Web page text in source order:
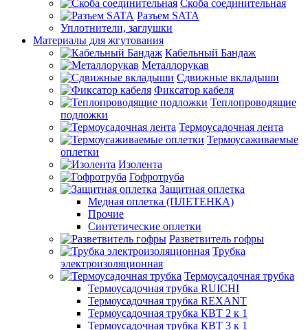
Скоба соединительная
Разъем SATA
Уплотнители, заглушки
Материалы для жгутования
Кабельный Бандаж
Металлорукав
Сдвижные вкладыши
Фиксатор кабеля
Теплопроводящие
подложки
Термоусадочная лента
Термоусаживаемые
оплетки
Изолента
Гофротруба
Защитная оплетка
Медная оплетка (ПЛЕТЕНКА)
Прочие
Синтетические оплетки
Разветвитель гофры
Трубка
электроизоляционная
Термоусадочная трубка
Термоусадочная трубка RUICHI
Термоусадочная трубка REXANT
Термоусадочная трубка КВТ 2 к 1
Термоусадочная трубка КВТ 3 к 1